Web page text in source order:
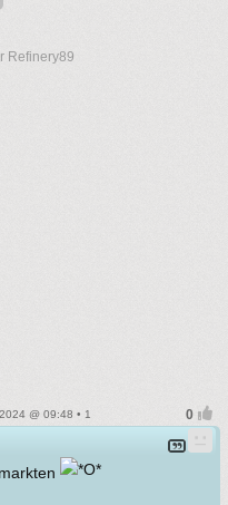
Refinery89
@ 09:48 • 1